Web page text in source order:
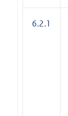
6.2.1